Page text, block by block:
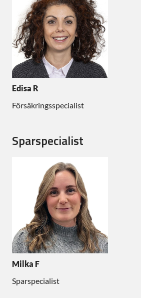
Edisa R
Försäkringsspecialist
Sparspecialist
Milka F
Sparspecialist